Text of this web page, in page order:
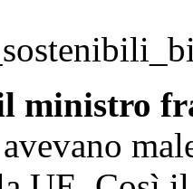
ministro